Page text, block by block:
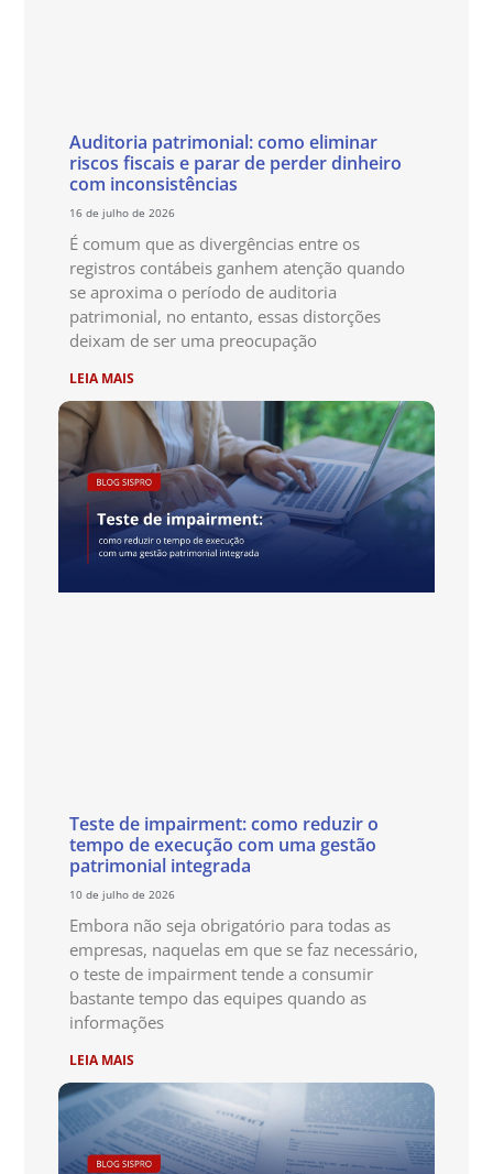
Auditoria patrimonial: como eliminar
riscos fiscais e parar de perder dinheiro
com inconsistências
16 de julho de 2026
É comum que as divergências entre os
registros contábeis ganhem atenção quando
se aproxima o período de auditoria
patrimonial, no entanto, essas distorções
deixam de ser uma preocupação
LEIA MAIS
Teste de impairment: como reduzir o
tempo de execução com uma gestão
patrimonial integrada
10 de julho de 2026
Embora não seja obrigatório para todas as
empresas, naquelas em que se faz necessário,
o teste de impairment tende a consumir
bastante tempo das equipes quando as
informações
LEIA MAIS